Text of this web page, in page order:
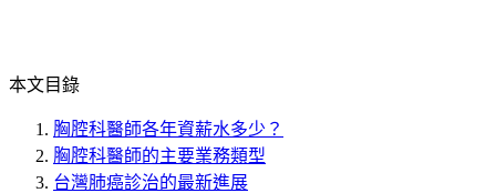
本文目錄
胸腔科醫師各年資薪水多少？
胸腔科醫師的主要業務類型
台灣肺癌診治的最新進展